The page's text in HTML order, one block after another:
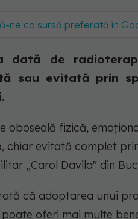
ne ca sursă preferată în
dată de
sau evitată prin
oboseală fizică,
chiar evitată complet
„Carol Davila" din
că adoptarea unui
poate oferi mai multe